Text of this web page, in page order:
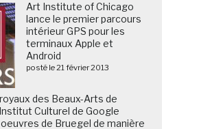
Art Institute of Chicago
lance le premier parcours
intérieur GPS pour les
terminaux Apple et
Android
posté le 21 février 2013
des Beaux-Arts de
Culturel de Google
de Bruegel de manière